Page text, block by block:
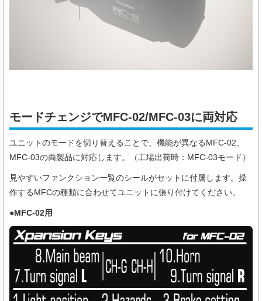
モードチェンジでMFC-02/MFC-03に両対応
ユニットのモードを切り替えることで、機能が異なるMFC-02、
MFC-03の両製品に対応します。（工場出荷時：MFC-03モード）
見やすいファンクション一覧のシールがセットに付属します。操
作するMFCの種類に合わせてユニットに張り付けてください。
●MFC-02用